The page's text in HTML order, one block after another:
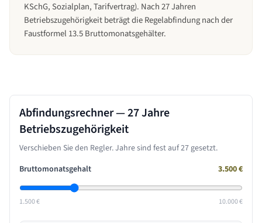
KSchG, Sozialplan, Tarifvertrag). Nach 27 Jahren
Betriebszugehörigkeit beträgt die Regelabfindung nach der
Faustformel 13.5 Bruttomonatsgehälter.
Abfindungsrechner —27 Jahre
Betriebszugehörigkeit
Verschieben Sie den Regler. Jahre sind fest auf27gesetzt.
Bruttomonatsgehalt
3.500€
1.500 € 10.000 €